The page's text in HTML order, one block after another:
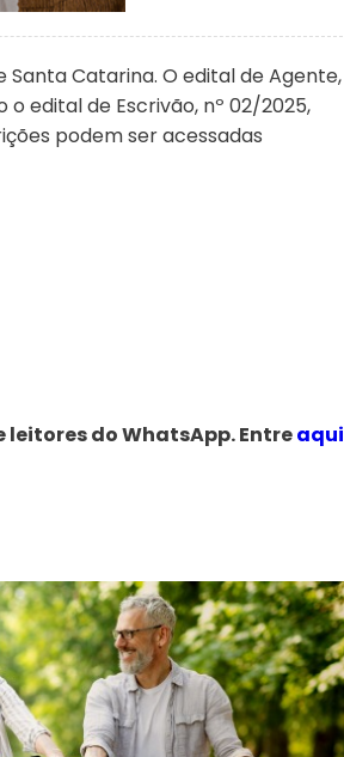
Catarina. O edital de Agente,
o edital de Escrivão, nº 02/2025,
podem ser acessadas
do WhatsApp. Entreaqui